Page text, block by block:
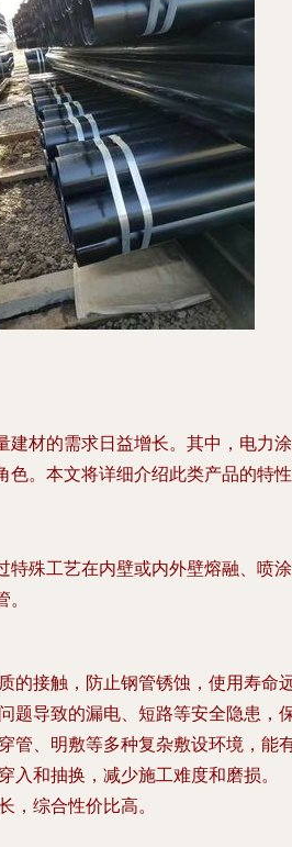
材的需求日益增长。其中，电力
。本文将详细介绍此类产品的特
殊工艺在内壁或内外壁熔融、喷
接触，防止钢管锈蚀，使用寿命
导致的漏电、短路等安全隐患，
、明敷等多种复杂敷设环境，能
入和抽换，减少施工难度和磨损。
，综合性价比高。